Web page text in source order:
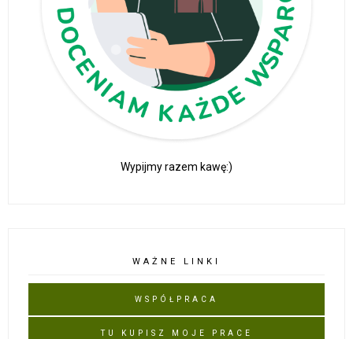
Wypijmy razem kawę:)
WAŻNE LINKI
WSPÓŁPRACA
TU KUPISZ MOJE PRACE